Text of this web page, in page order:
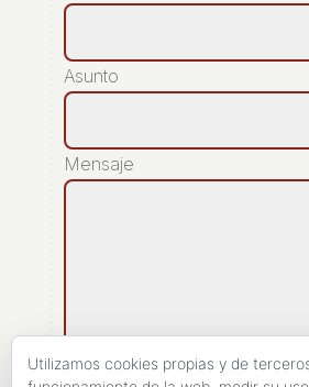
Asunto
Mensaje
Utilizamos cookies propias y de